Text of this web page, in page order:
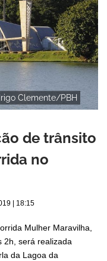
Clemente/PBH
de trânsito
no
| 18:15
Mulher Maravilha,
2h, será realizada
da Lagoa da